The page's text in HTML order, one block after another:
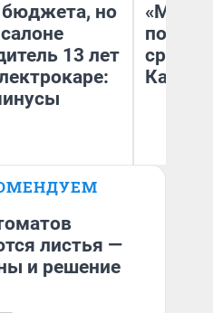
но
13 лет
Дедюхин
листья —
и решение